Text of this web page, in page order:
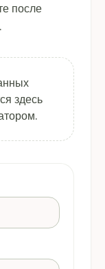
после
здесь